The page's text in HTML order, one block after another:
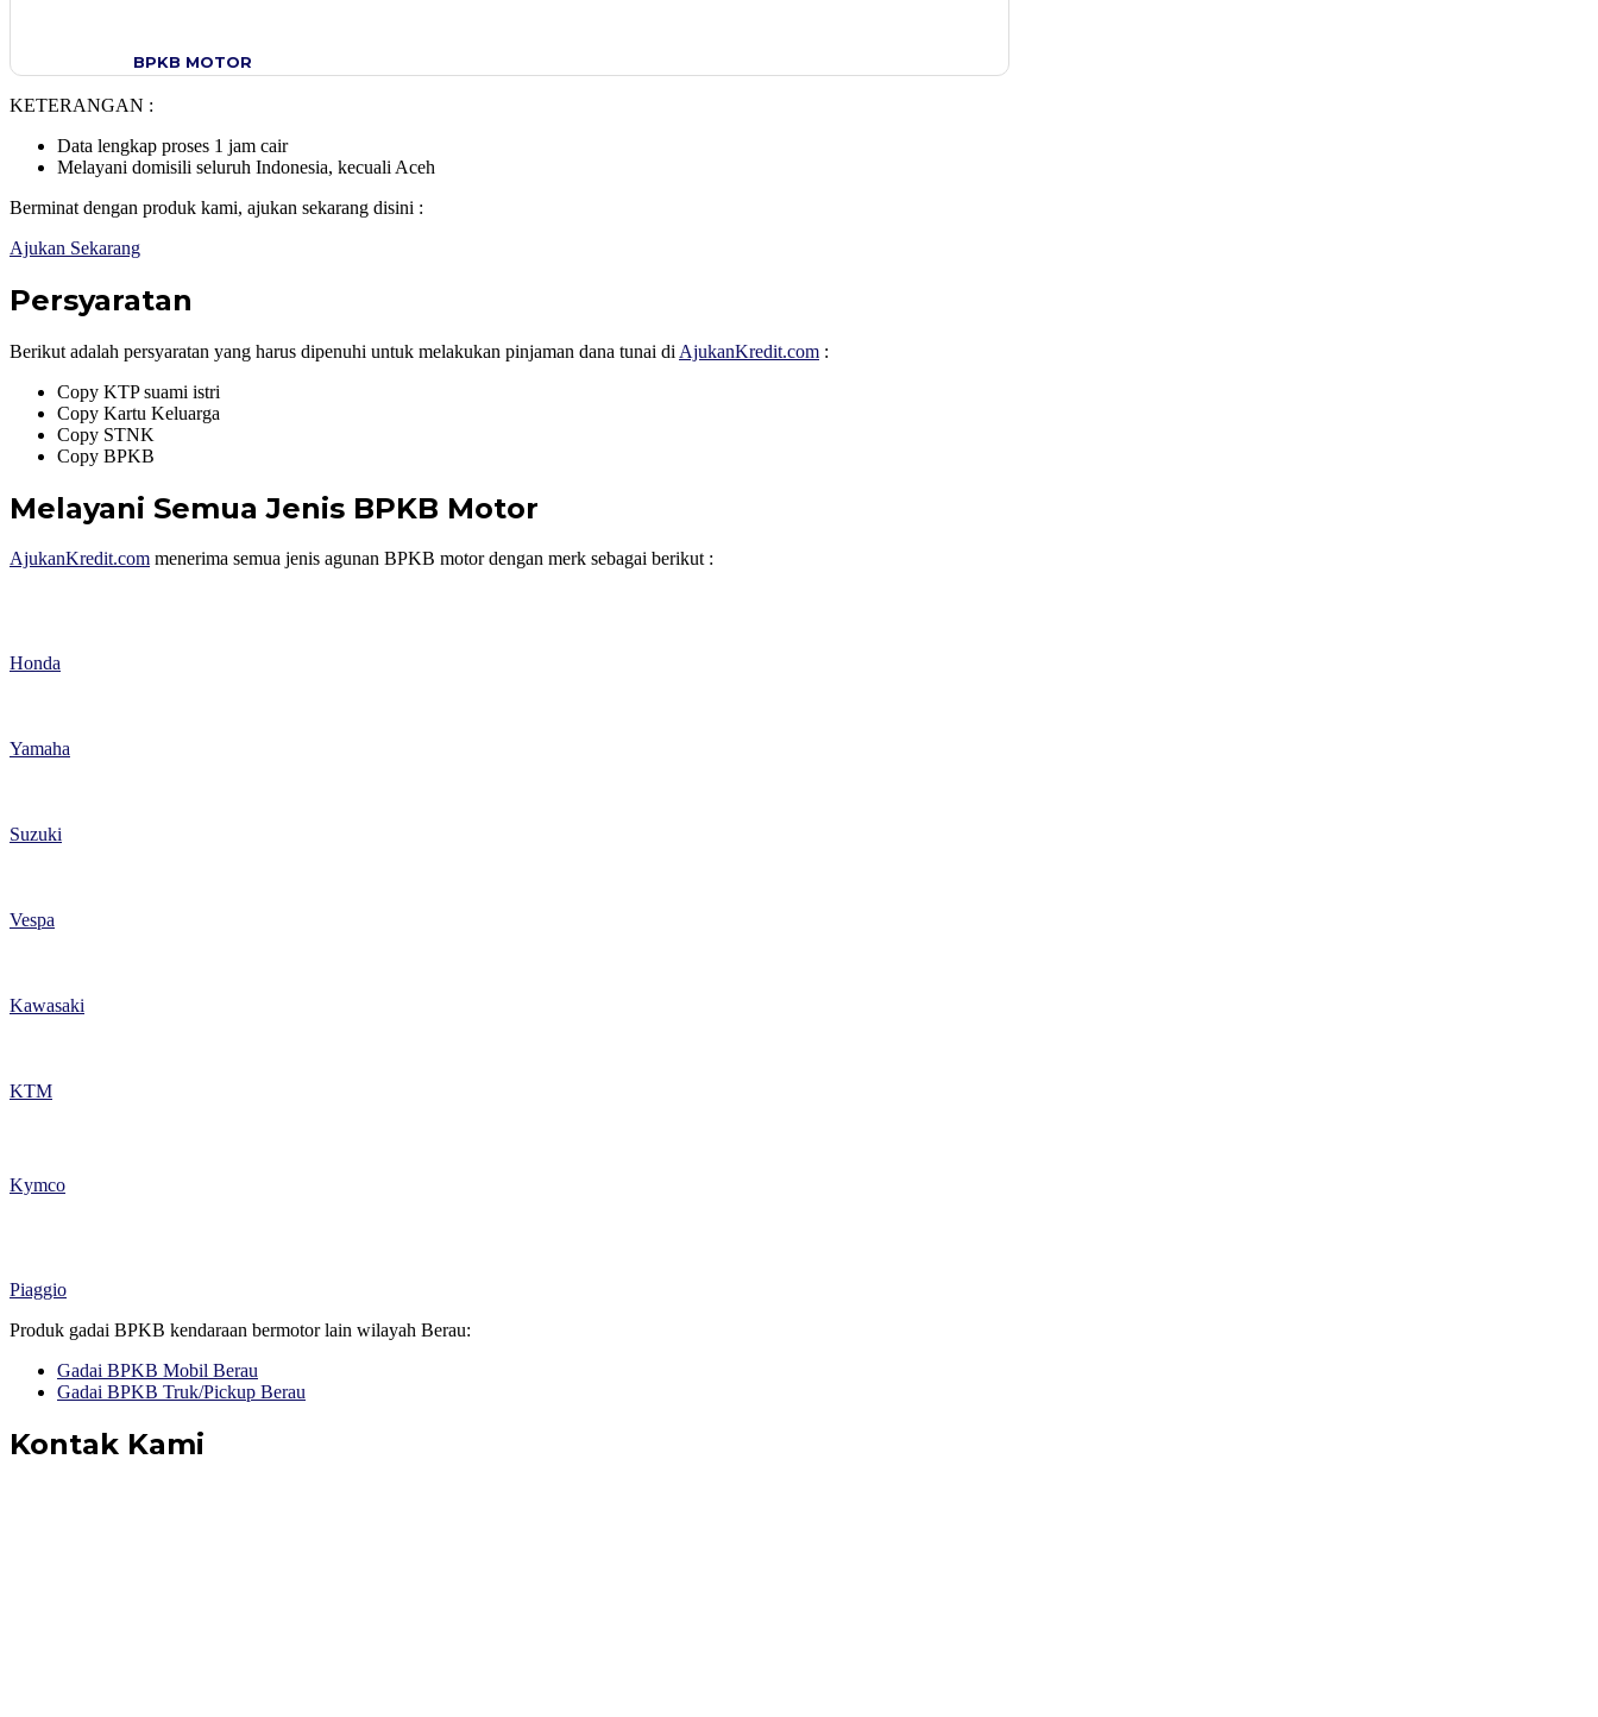
BPKB MOTOR
KETERANGAN :
Data lengkap proses 1 jam cair
Melayani domisili seluruh Indonesia, kecuali Aceh
Berminat dengan produk kami, ajukan sekarang disini :
Ajukan Sekarang
Persyaratan
Berikut adalah persyaratan yang harus dipenuhi untuk melakukan pinjaman dana tunai di AjukanKredit.com :
Copy KTP suami istri
Copy Kartu Keluarga
Copy STNK
Copy BPKB
Melayani Semua Jenis BPKB Motor
AjukanKredit.com menerima semua jenis agunan BPKB motor dengan merk sebagai berikut :
Honda
Yamaha
Suzuki
Vespa
Kawasaki
KTM
Kymco
Piaggio
Produk gadai BPKB kendaraan bermotor lain wilayah Berau:
Gadai BPKB Mobil Berau
Gadai BPKB Truk/Pickup Berau
Kontak Kami